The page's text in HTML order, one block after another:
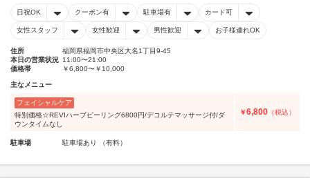
日祝OK クーポン有 駐車場有 カード可
女性スタッフ 女性歓迎 男性歓迎 お子様連れOK
住所
福岡県福岡市中央区大名1丁目9-45
本日の営業状況 11:00〜21:00
価格帯
￥6,800〜￥10,000
主なメニュー
フェイシャルケア
特別価格☆REVIハーブピーリング6800円/デコルテマッサージ付/ダ
ウンタイムなし
￥6,800 （税込）
駐車場 駐車場あり （有料）